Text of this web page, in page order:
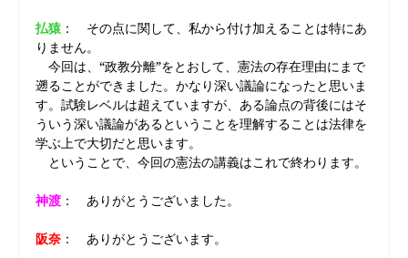
払猿： その点に関して、私から付け加えることは特にあ
りません。
今回は、“政教分離”をとおして、憲法の存在理由にまで
遡ることができました。かなり深い議論になったと思いま
す。試験レベルは超えていますが、ある論点の背後にはそ
ういう深い議論があるということを理解することは法律を
学ぶ上で大切だと思います。
ということで、今回の憲法の講義はこれで終わります。
神渡： ありがとうございました。
阪奈： ありがとうございます。